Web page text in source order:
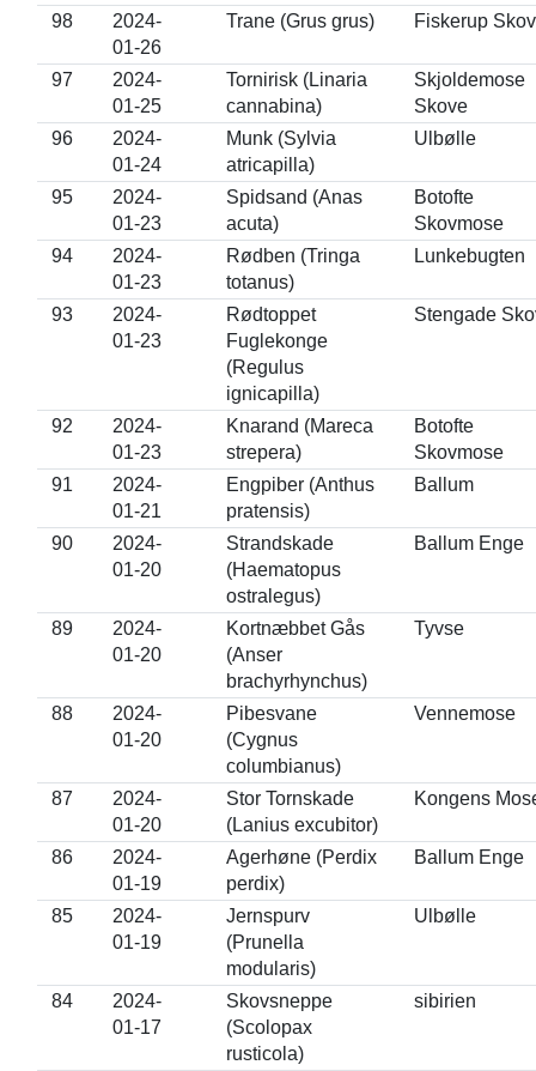
98
2024-
01-26
Trane (Grus grus) Fiskerup Skov
97
2024-
01-25
Tornirisk (Linaria
cannabina)
Skjoldemose
Skove
96
2024-
01-24
Munk (Sylvia
atricapilla)
Ulbølle
95
2024-
01-23
Spidsand (Anas
acuta)
Botofte
Skovmose
94
2024-
01-23
Rødben (Tringa
totanus)
Lunkebugten
93
2024-
01-23
Rødtoppet
Fuglekonge
(Regulus
ignicapilla)
Stengade
92
2024-
01-23
Knarand (Mareca
strepera)
Botofte
Skovmose
91
2024-
01-21
Engpiber (Anthus
pratensis)
Ballum
90
2024-
01-20
Strandskade
(Haematopus
ostralegus)
Ballum Enge
89
2024-
01-20
Kortnæbbet Gås
(Anser
brachyrhynchus)
Tyvse
88
2024-
01-20
Pibesvane
(Cygnus
columbianus)
Vennemose
87
2024-
01-20
Stor Tornskade
(Lanius excubitor)
Kongens
86
2024-
01-19
Agerhøne (Perdix
perdix)
Ballum Enge
85
2024-
01-19
Jernspurv
(Prunella
modularis)
Ulbølle
84
2024-
01-17
Skovsneppe
(Scolopax
rusticola)
sibirien